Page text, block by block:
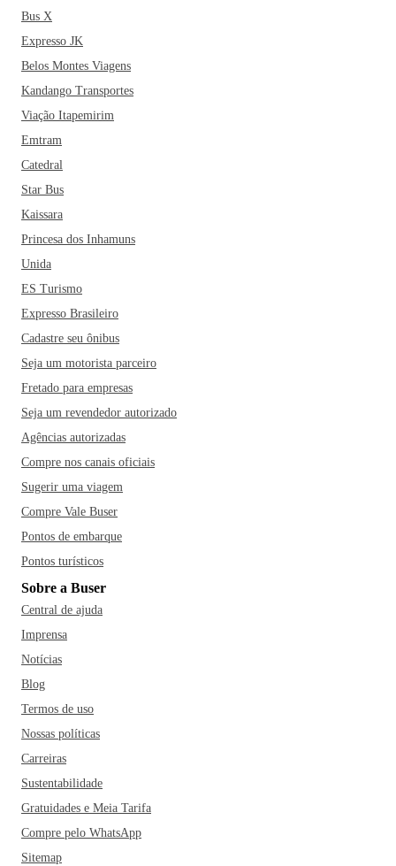
Bus X
Expresso JK
Belos Montes Viagens
Kandango Transportes
Viação Itapemirim
Emtram
Catedral
Star Bus
Kaissara
Princesa dos Inhamuns
Unida
ES Turismo
Expresso Brasileiro
Cadastre seu ônibus
Seja um motorista parceiro
Fretado para empresas
Seja um revendedor autorizado
Agências autorizadas
Compre nos canais oficiais
Sugerir uma viagem
Compre Vale Buser
Pontos de embarque
Pontos turísticos
Sobre a Buser
Central de ajuda
Imprensa
Notícias
Blog
Termos de uso
Nossas políticas
Carreiras
Sustentabilidade
Gratuidades e Meia Tarifa
Compre pelo WhatsApp
Sitemap